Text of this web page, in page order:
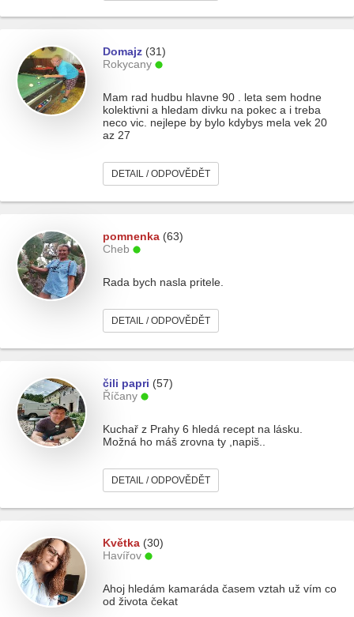
Domajz (31)
Rokycany
Mam rad hudbu hlavne 90 . leta sem hodne
kolektivni a hledam divku na pokec a i treba
neco vic. nejlepe by bylo kdybys mela vek 20
az 27
DETAIL / ODPOVĚDĚT
pomnenka (63)
Cheb
Rada bych nasla pritele.
DETAIL / ODPOVĚDĚT
čili papri (57)
Říčany
Kuchař z Prahy 6 hledá recept na lásku.
Možná ho máš zrovna ty ,napiš..
DETAIL / ODPOVĚDĚT
Květka (30)
Havířov
Ahoj hledám kamaráda časem vztah už vím co
od života čekat